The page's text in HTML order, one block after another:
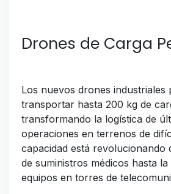
Drones de Carga
Los nuevos drones industriales
transportar hasta 200 kg de
transformando la logística de
operaciones en terrenos de
capacidad está revolucionando
de suministros médicos hasta
equipos en torres de